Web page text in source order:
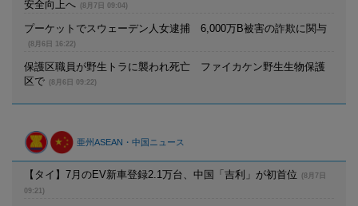
安全向上へ
(8月7日 09:04)
プーケットでスウェーデン人女逮捕 6,000万B被害の詐欺に関与
(8月6日 16:22)
保護区職員が野生トラに襲われ死亡 ファイカケン野生生物保護
区で
(8月6日 09:22)
亜州ASEAN・中国ニュース
【タイ】7月のEV新車登録2.1万台、中国「吉利」が初首位
(8月7日
09:21)